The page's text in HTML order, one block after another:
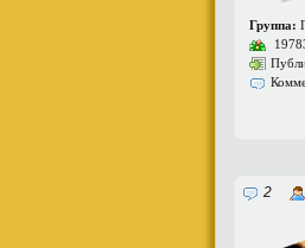
Группа:
2